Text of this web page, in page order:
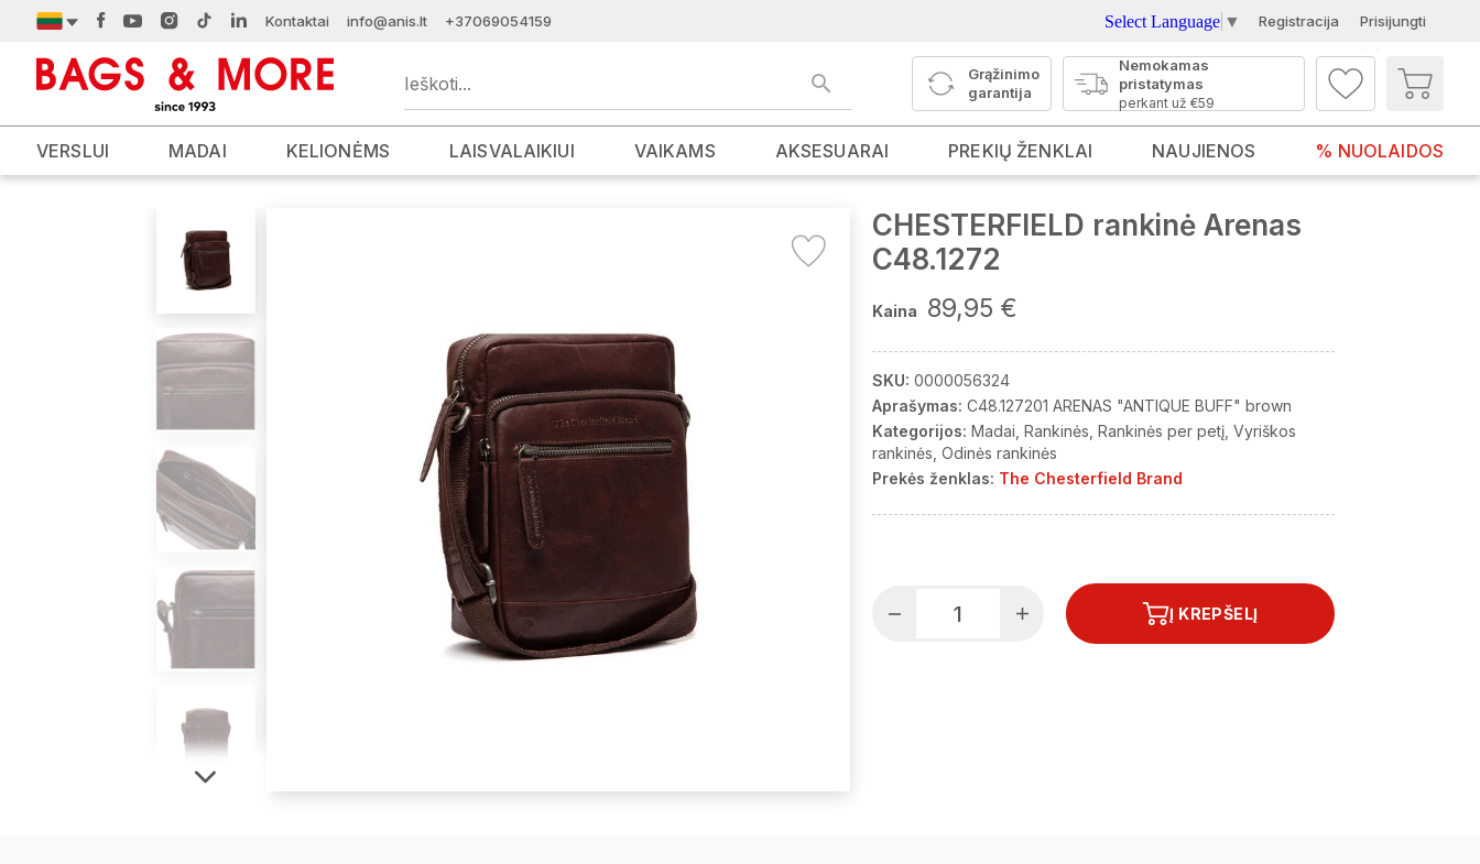
Kontaktai info@anis.lt +37069054159 Select Language ▼ Registracija Prisijungti
Grąžinimo
garantija
Nemokamas
pristatymas
perkant už €59
VERSLUI MADAI KELIONĖMS LAISVALAIKIUI VAIKAMS AKSESUARAI PREKIŲ ŽENKLAI NAUJIENOS % NUOLAIDOS
CHESTERFIELD rankinė Arenas
C48.1272
Kaina 89,95 €
SKU: 0000056324
Aprašymas: C48.127201 ARENAS "ANTIQUE BUFF" brown
Kategorijos: Madai Rankinės Rankinės per petį Vyriškos
rankinės Odinės rankinės
Prekės ženklas: The Chesterfield Brand
Į KREPŠELĮ